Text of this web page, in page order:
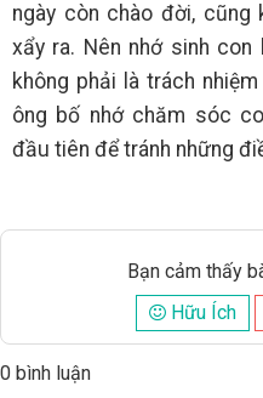
ngày còn chào đời,
xẩy ra. Nên nhớ sinh
không phải là trách
ông bố nhớ chăm sóc
đầu tiên để tránh những
Bạn cảm thấy
Hữu Ích
0 bình luận